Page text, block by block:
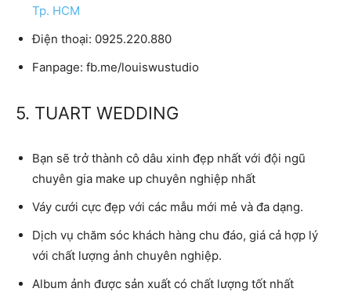
Tp. HCM
Điện thoại: 0925.220.880
Fanpage: fb.me/louiswustudio
5. TUART WEDDING
Bạn sẽ trở thành cô dâu xinh đẹp nhất với đội ngũ
chuyên gia make up chuyên nghiệp nhất
Váy cưới cực đẹp với các mẫu mới mẻ và đa dạng.
Dịch vụ chăm sóc khách hàng chu đáo, giá cả hợp lý
với chất lượng ảnh chuyên nghiệp.
Album ảnh được sản xuất có chất lượng tốt nhất